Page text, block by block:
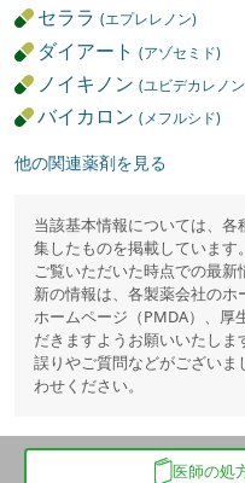
セララ(エプレレノン)
ダイアート(アゾセミド)
ノイキノン(ユビデカレノ
バイカロン(メフルシド)
他の関連薬剤を見る
当該基本情報については、
集したものを掲載しています
ご覧いただいた時点での最
新の情報は、各製薬会社の
ホームページ（PMDA）、厚
だきますようお願いいたし
誤りやご質問などがございま
わせください。
医師の処